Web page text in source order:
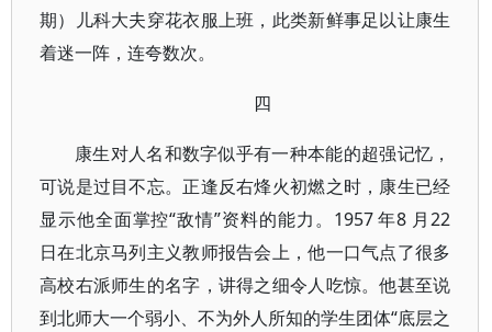
期）儿科大夫穿花衣服上班，此类新鲜事足以让康生
着迷一阵，连夸数次。
四
康生对人名和数字似乎有一种本能的超强记忆，
可说是过目不忘。正逢反右烽火初燃之时，康生已经
显示他全面掌控“敌情”资料的能力。1957 年8 月22
日在北京马列主义教师报告会上，他一口气点了很多
高校右派师生的名字，讲得之细令人吃惊。他甚至说
到北师大一个弱小、不为外人所知的学生团体“底层之